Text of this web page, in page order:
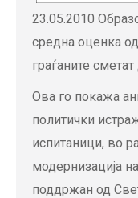
23.05.2010
средна оценка
граѓаните
Ова го покажа
политички
испитаници, во
модернизација
поддржан од